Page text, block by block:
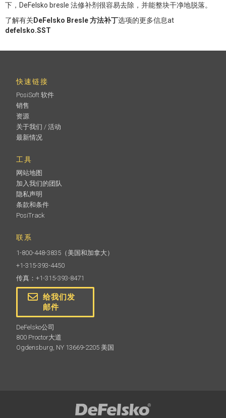
下，DeFelsko bresle 法修补剂很容易去除，并能整块干净地脱落。
了解有关DeFelsko Bresle 方法补丁选项的更多信息at
defelsko.SST
快速链接
PosiSoft 软件
销售
资源
关于我们 / 活动
最新情况
工具
网站地图
加入我们的团队
隐私声明
条款和条件
PosiTrack
联系
1-800-448-3835 （美国和加拿大）
+1-315-393-4450
传真：+1-315-393-8471
给我们发
邮件
DeFelsko公司
800 Proctor大道
Ogdensburg, NY 13669-2205 美国